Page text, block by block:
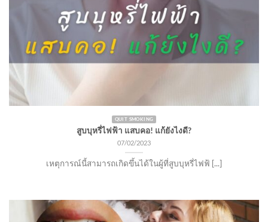
QUIT SMOKING
สูบบุหรี่ไฟฟ้า แสบคอ! แก้ยังไงดี?
07/02/2023
เหตุการณ์นี้สามารถเกิดขึ้นได้ในผู้ที่สูบบุหรี่ไฟฟ้ [...]